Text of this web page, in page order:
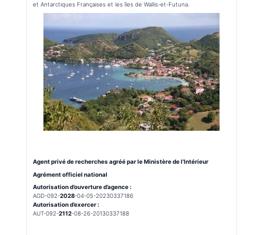
et Antarctiques Françaises et les îles de Wallis-et-Futuna.
Agent privé de recherches agréé par le Ministère de l’Intérieur
Agrément officiel national
Autorisation d’ouverture d’agence :
AGD-092-2028-04-05-20230337186
Autorisation d’exercer :
AUT-092-2112-08-26-20130337188